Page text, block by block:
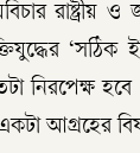
রাষ্ট্রীয়
নিরপেক্ষ
আগ্রহের